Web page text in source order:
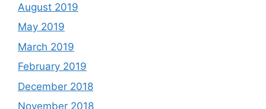
August 2019
May 2019
March 2019
February 2019
December 2018
November 2018